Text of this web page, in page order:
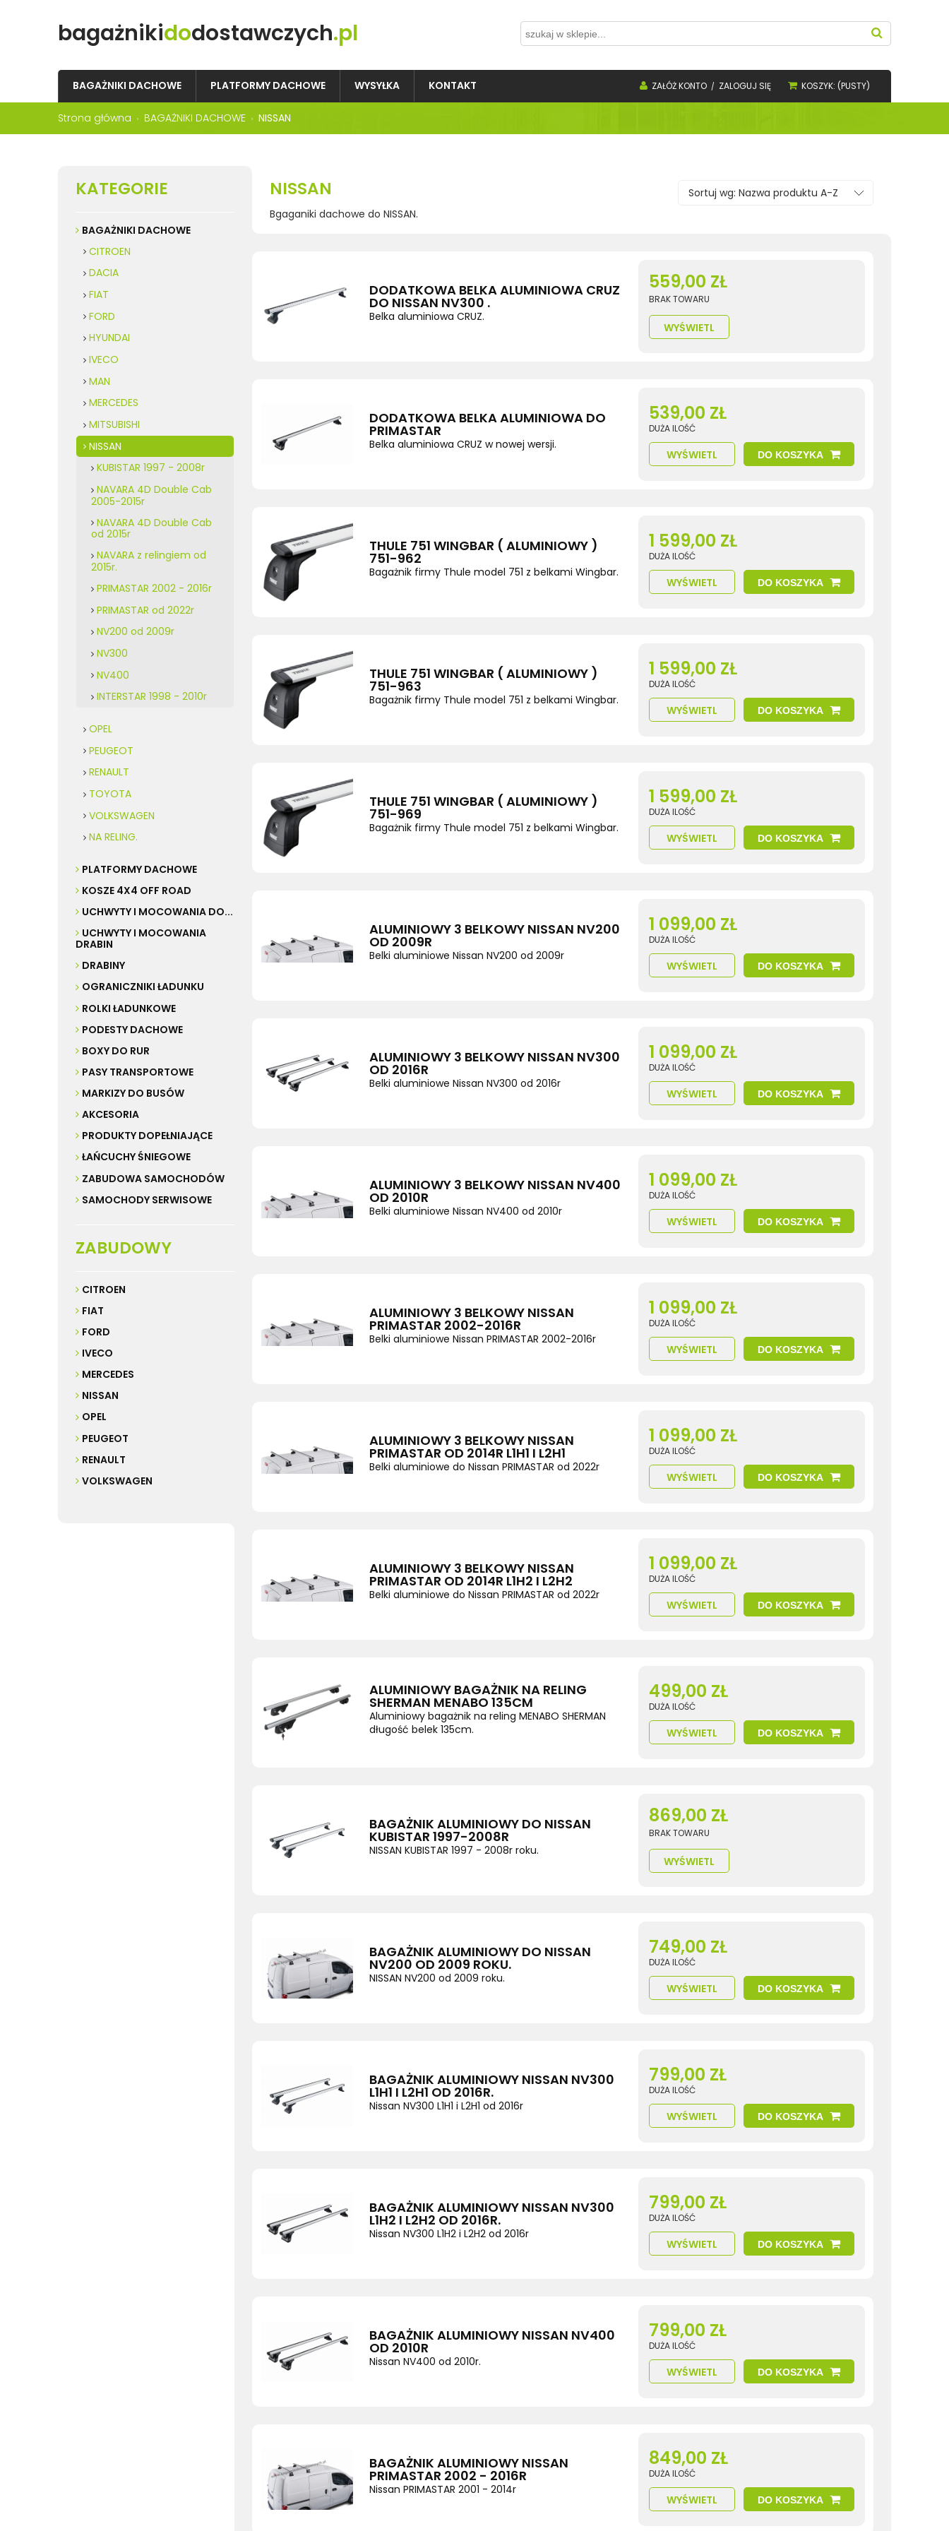
bagażnikidodostawczych.pl
BAGAŻNIKI DACHOWE PLATFORMY DACHOWE WYSYŁKA KONTAKT ZAŁÓŻ KONTO ZALOGUJ SIĘ KOSZYK: (PUSTY)
Strona główna BAGAŻNIKI DACHOWE NISSAN
KATEGORIE
BAGAŻNIKI DACHOWE
CITROEN
DACIA
FIAT
FORD
HYUNDAI
IVECO
MAN
MERCEDES
MITSUBISHI
NISSAN
KUBISTAR 1997 - 2008r
NAVARA 4D Double Cab
2005-2015r
NAVARA 4D Double Cab
od 2015r
NAVARA z relingiem od
2015r.
PRIMASTAR 2002 - 2016r
PRIMASTAR od 2022r
NV200 od 2009r
NV300
NV400
INTERSTAR 1998 - 2010r
OPEL
PEUGEOT
RENAULT
TOYOTA
VOLKSWAGEN
NA RELING.
PLATFORMY DACHOWE
KOSZE 4X4 OFF ROAD
UCHWYTY I MOCOWANIA DO...
UCHWYTY I MOCOWANIA
DRABIN
DRABINY
OGRANICZNIKI ŁADUNKU
ROLKI ŁADUNKOWE
PODESTY DACHOWE
BOXY DO RUR
PASY TRANSPORTOWE
MARKIZY DO BUSÓW
AKCESORIA
PRODUKTY DOPEŁNIAJĄCE
ŁAŃCUCHY ŚNIEGOWE
ZABUDOWA SAMOCHODÓW
SAMOCHODY SERWISOWE
ZABUDOWY
CITROEN
FIAT
FORD
IVECO
MERCEDES
NISSAN
OPEL
PEUGEOT
RENAULT
VOLKSWAGEN
NISSAN Sortuj wg: Nazwa produktu A-Z
Bgaganiki dachowe do NISSAN.
DODATKOWA BELKA ALUMINIOWA CRUZ
DO NISSAN NV300 .
Belka aluminiowa CRUZ.
559,00 ZŁ
BRAK TOWARU
WYŚWIETL
DODATKOWA BELKA ALUMINIOWA DO
PRIMASTAR
Belka aluminiowa CRUZ w nowej wersji.
539,00 ZŁ
DUŻA ILOŚĆ
WYŚWIETL DO KOSZYKA
THULE 751 WINGBAR ( ALUMINIOWY )
751-962
Bagażnik firmy Thule model 751 z belkami Wingbar.
1 599,00 ZŁ
DUŻA ILOŚĆ
WYŚWIETL DO KOSZYKA
THULE 751 WINGBAR ( ALUMINIOWY )
751-963
Bagażnik firmy Thule model 751 z belkami Wingbar.
1 599,00 ZŁ
DUŻA ILOŚĆ
WYŚWIETL DO KOSZYKA
THULE 751 WINGBAR ( ALUMINIOWY )
751-969
Bagażnik firmy Thule model 751 z belkami Wingbar.
1 599,00 ZŁ
DUŻA ILOŚĆ
WYŚWIETL DO KOSZYKA
ALUMINIOWY 3 BELKOWY NISSAN NV200
OD 2009R
Belki aluminiowe Nissan NV200 od 2009r
1 099,00 ZŁ
DUŻA ILOŚĆ
WYŚWIETL DO KOSZYKA
ALUMINIOWY 3 BELKOWY NISSAN NV300
OD 2016R
Belki aluminiowe Nissan NV300 od 2016r
1 099,00 ZŁ
DUŻA ILOŚĆ
WYŚWIETL DO KOSZYKA
ALUMINIOWY 3 BELKOWY NISSAN NV400
OD 2010R
Belki aluminiowe Nissan NV400 od 2010r
1 099,00 ZŁ
DUŻA ILOŚĆ
WYŚWIETL DO KOSZYKA
ALUMINIOWY 3 BELKOWY NISSAN
PRIMASTAR 2002-2016R
Belki aluminiowe Nissan PRIMASTAR 2002-2016r
1 099,00 ZŁ
DUŻA ILOŚĆ
WYŚWIETL DO KOSZYKA
ALUMINIOWY 3 BELKOWY NISSAN
PRIMASTAR OD 2014R L1H1 I L2H1
Belki aluminiowe do Nissan PRIMASTAR od 2022r
1 099,00 ZŁ
DUŻA ILOŚĆ
WYŚWIETL DO KOSZYKA
ALUMINIOWY 3 BELKOWY NISSAN
PRIMASTAR OD 2014R L1H2 I L2H2
Belki aluminiowe do Nissan PRIMASTAR od 2022r
1 099,00 ZŁ
DUŻA ILOŚĆ
WYŚWIETL DO KOSZYKA
ALUMINIOWY BAGAŻNIK NA RELING
SHERMAN MENABO 135CM
Aluminiowy bagażnik na reling MENABO SHERMAN
długość belek 135cm.
499,00 ZŁ
DUŻA ILOŚĆ
WYŚWIETL DO KOSZYKA
BAGAŻNIK ALUMINIOWY DO NISSAN
KUBISTAR 1997-2008R
NISSAN KUBISTAR 1997 - 2008r roku.
869,00 ZŁ
BRAK TOWARU
WYŚWIETL
BAGAŻNIK ALUMINIOWY DO NISSAN
NV200 OD 2009 ROKU.
NISSAN NV200 od 2009 roku.
749,00 ZŁ
DUŻA ILOŚĆ
WYŚWIETL DO KOSZYKA
BAGAŻNIK ALUMINIOWY NISSAN NV300
L1H1 I L2H1 OD 2016R.
Nissan NV300 L1H1 i L2H1 od 2016r
799,00 ZŁ
DUŻA ILOŚĆ
WYŚWIETL DO KOSZYKA
BAGAŻNIK ALUMINIOWY NISSAN NV300
L1H2 I L2H2 OD 2016R.
Nissan NV300 L1H2 i L2H2 od 2016r
799,00 ZŁ
DUŻA ILOŚĆ
WYŚWIETL DO KOSZYKA
BAGAŻNIK ALUMINIOWY NISSAN NV400
OD 2010R
Nissan NV400 od 2010r.
799,00 ZŁ
DUŻA ILOŚĆ
WYŚWIETL DO KOSZYKA
BAGAŻNIK ALUMINIOWY NISSAN
PRIMASTAR 2002 - 2016R
Nissan PRIMASTAR 2001 - 2014r
849,00 ZŁ
DUŻA ILOŚĆ
WYŚWIETL DO KOSZYKA